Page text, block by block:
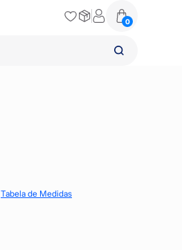
0
Tabela de Medidas